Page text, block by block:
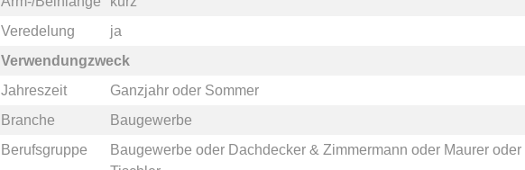
Veredelung
ja
Verwendungzweck
Jahreszeit
Ganzjahroder Sommer
Branche
Baugewerbe
Berufsgruppe
Baugewerbe oder Dachdecker & Zimmermann oder Maureroder